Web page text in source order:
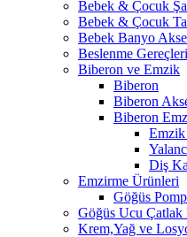
Bebek & Çocuk
Bebek & Çocuk
Bebek Banyo
Beslenme Gereçleri
Biberon ve Emzik
Biberon
Biberon
Biberon
Emzik
Diş
Emzirme Ürünleri
Göğüs
Göğüs Ucu Çatlak
Krem,Yağ ve